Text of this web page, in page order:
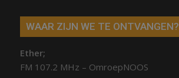
WAAR ZIJN WE TE ONTVANGEN?
Ether;
FM 107.2 MHz – OmroepNOOS